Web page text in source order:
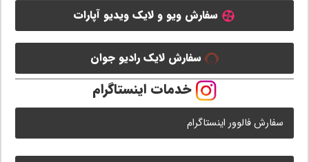
سفارش ویو و لایک ویدیو آپارات
سفارش لایک رادیو جوان
خدمات اینستاگرام
سفارش فالوور اینستاگرام